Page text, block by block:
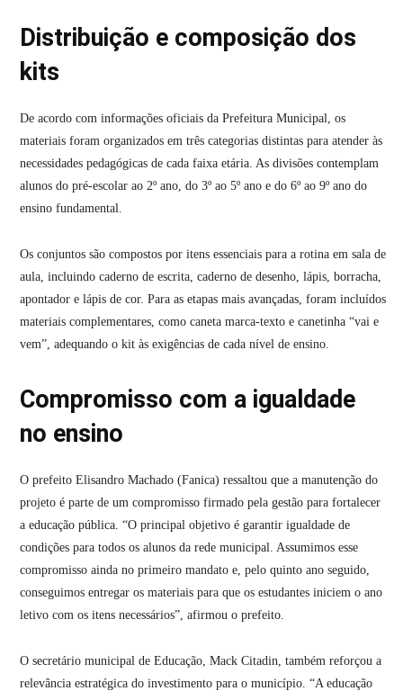
Distribuição e composição dos
kits
De acordo com informações oficiais da Prefeitura Municipal, os
materiais foram organizados em três categorias distintas para atender às
necessidades pedagógicas de cada faixa etária. As divisões contemplam
alunos do pré-escolar ao 2º ano, do 3º ao 5º ano e do 6º ao 9º ano do
ensino fundamental.
Os conjuntos são compostos por itens essenciais para a rotina em sala de
aula, incluindo caderno de escrita, caderno de desenho, lápis, borracha,
apontador e lápis de cor. Para as etapas mais avançadas, foram incluídos
materiais complementares, como caneta marca-texto e canetinha “vai e
vem”, adequando o kit às exigências de cada nível de ensino.
Compromisso com a igualdade
no ensino
O prefeito Elisandro Machado (Fanica) ressaltou que a manutenção do
projeto é parte de um compromisso firmado pela gestão para fortalecer
a educação pública. “O principal objetivo é garantir igualdade de
condições para todos os alunos da rede municipal. Assumimos esse
compromisso ainda no primeiro mandato e, pelo quinto ano seguido,
conseguimos entregar os materiais para que os estudantes iniciem o ano
letivo com os itens necessários”, afirmou o prefeito.
O secretário municipal de Educação, Mack Citadin, também reforçou a
relevância estratégica do investimento para o município. “A educação